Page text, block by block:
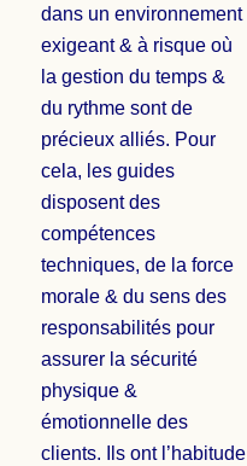
dans un environnement
exigeant & à risque où
la gestion du temps &
du rythme sont de
précieux alliés. Pour
cela, les guides
disposent des
compétences
techniques, de la force
morale & du sens des
responsabilités pour
assurer la sécurité
physique &
émotionnelle des
clients. Ils ont l’habitude